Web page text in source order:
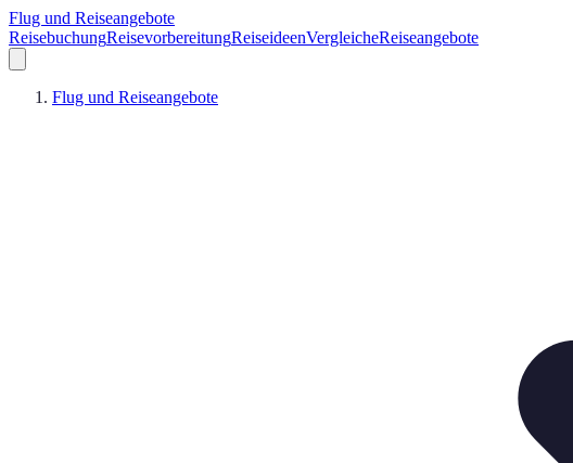
Flug und Reiseangebote
ReisebuchungReisevorbereitungReiseideenVergleicheReiseangebote
Flug und Reiseangebote